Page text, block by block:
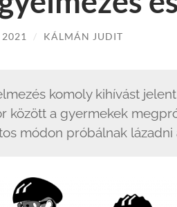
/ KÁLMÁN JUDIT
komoly kihívást
között a gyermekek
módon próbálnak